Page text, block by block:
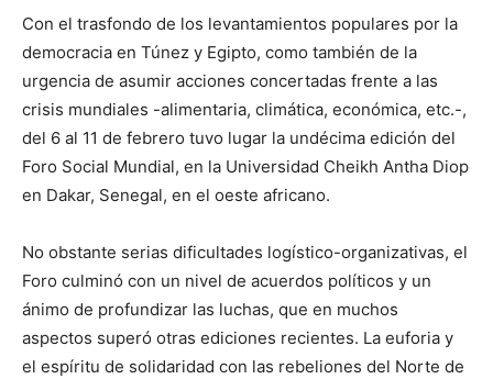
Con el trasfondo de los levantamientos populares por la
democracia en Túnez y Egipto, como también de la
urgencia de asumir acciones concertadas frente a las
crisis mundiales -alimentaria, climática, económica, etc.-,
del 6 al 11 de febrero tuvo lugar la undécima edición del
Foro Social Mundial, en la Universidad Cheikh Antha Diop
en Dakar, Senegal, en el oeste africano.
No obstante serias dificultades logístico-organizativas, el
Foro culminó con un nivel de acuerdos políticos y un
ánimo de profundizar las luchas, que en muchos
aspectos superó otras ediciones recientes. La euforia y
el espíritu de solidaridad con las rebeliones del Norte de